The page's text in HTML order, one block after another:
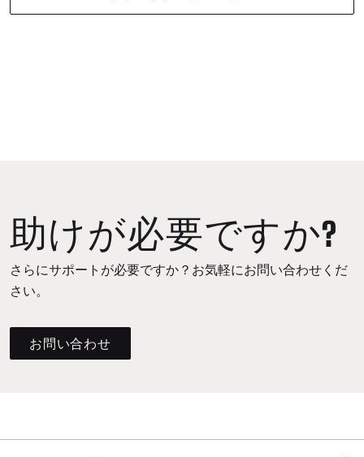
助けが必要ですか?
さらにサポートが必要ですか？お気軽にお問い合わせくだ
さい。
お問い合わせ